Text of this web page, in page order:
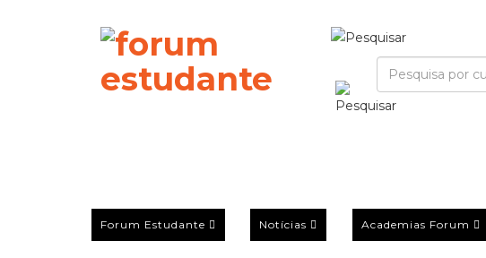
Forum Estudante Notícias Academias Forum